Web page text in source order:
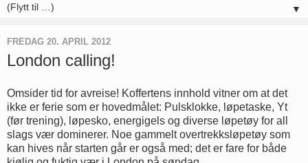
▼
FREDAG 20. APRIL 2012
London calling!
Omsider tid for avreise! Koffertens innhold vitner om at det
ikke er ferie som er hovedmålet: Pulsklokke, løpetaske, Yt
(før trening), løpesko, energigels og diverse løpetøy for all
slags vær dominerer. Noe gammelt overtrekksløpetøy som
kan hives når starten går er også med; det er fare for både